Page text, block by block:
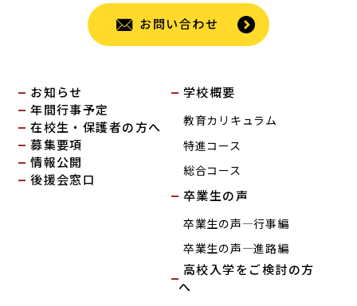
お問い合わせ
お知らせ
年間行事予定
在校生・保護者の方へ
募集要項
情報公開
後援会窓口
学校概要
教育カリキュラム
特進コース
総合コース
卒業生の声
卒業生の声―行事編
卒業生の声―進路編
高校入学をご検討の方
へ